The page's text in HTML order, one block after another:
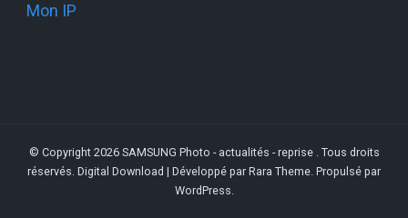
Mon IP
© Copyright 2026 SAMSUNG Photo - actualités - reprise . Tous droits
réservés. Digital Download | Développé par Rara Theme. Propulsé par
WordPress.